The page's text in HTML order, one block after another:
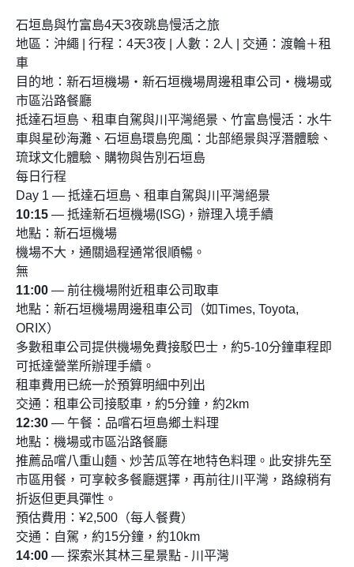
石垣島與竹富島4天3夜跳島慢活之旅
地區：沖繩 | 行程：4天3夜 | 人數：2人 | 交通：渡輪＋租
車
目的地：新石垣機場・新石垣機場周邊租車公司・機場或
市區沿路餐廳
抵達石垣島、租車自駕與川平灣絕景、竹富島慢活：水牛
車與星砂海灘、石垣島環島兜風：北部絕景與浮潛體驗、
琉球文化體驗、購物與告別石垣島
每日行程
Day 1 — 抵達石垣島、租車自駕與川平灣絕景
10:15 — 抵達新石垣機場(ISG)，辦理入境手續
地點：新石垣機場
機場不大，通關過程通常很順暢。
無
11:00 — 前往機場附近租車公司取車
地點：新石垣機場周邊租車公司（如Times, Toyota,
ORIX）
多數租車公司提供機場免費接駁巴士，約5-10分鐘車程即
可抵達營業所辦理手續。
租車費用已統一於預算明細中列出
交通：租車公司接駁車，約5分鐘，約2km
12:30 — 午餐：品嚐石垣島鄉土料理
地點：機場或市區沿路餐廳
推薦品嚐八重山麵、炒苦瓜等在地特色料理。此安排先至
市區用餐，可享較多餐廳選擇，再前往川平灣，路線稍有
折返但更具彈性。
預估費用：¥2,500（每人餐費）
交通：自駕，約15分鐘，約10km
14:00 — 探索米其林三星景點 - 川平灣